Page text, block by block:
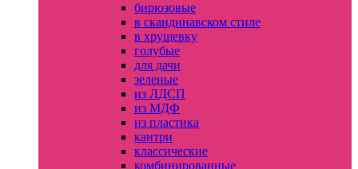
бирюзовые
в скандинавском стиле
в хрущевку
голубые
для дачи
зеленые
из ЛДСП
из МДФ
из пластика
кантри
классические
комбинированные